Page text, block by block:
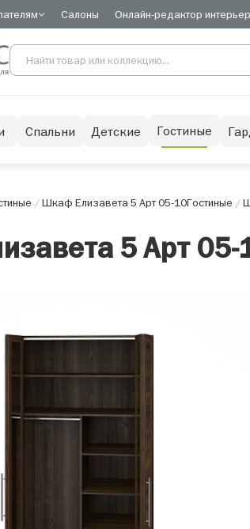
Салоны Онлайн-редактор
Спальни Детские Гостиные
/Шкаф Елизавета 5 Арт 05-10Гостиные /
5 Арт 05-